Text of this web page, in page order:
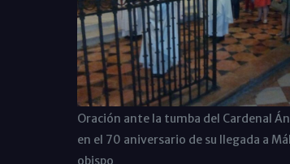
Oración ante la tumba del Cardenal
en el 70 aniversario de su llegada a
obispo